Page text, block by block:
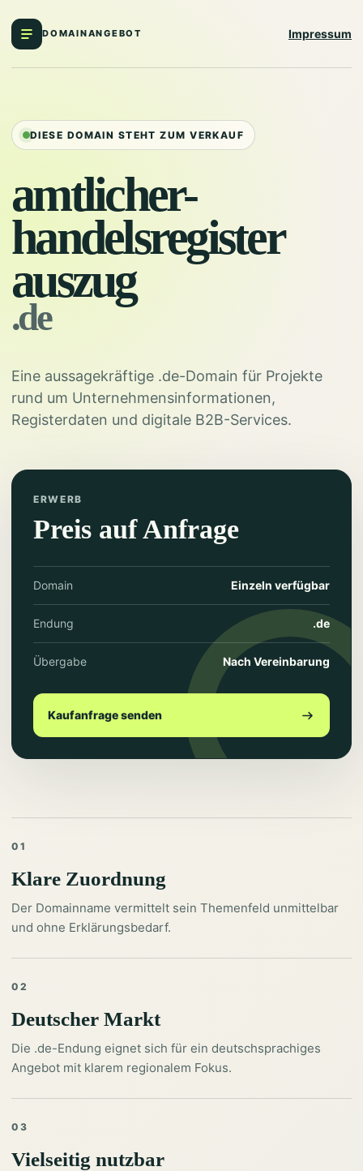
DOMAINANGEBOT Impressum
DIESE DOMAIN STEHT ZUM VERKAUF
amtlicher-
handelsregister
auszug
.de
Eine aussagekräftige .de-Domain für Projekte
rund um Unternehmensinformationen,
Registerdaten und digitale B2B-Services.
ERWERB
Preis auf Anfrage
Domain Einzeln verfügbar
Endung .de
Übergabe Nach Vereinbarung
Kaufanfrage senden
01
Klare Zuordnung
Der Domainname vermittelt sein Themenfeld unmittelbar
und ohne Erklärungsbedarf.
02
Deutscher Markt
Die .de-Endung eignet sich für ein deutschsprachiges
Angebot mit klarem regionalem Fokus.
03
Vielseitig nutzbar